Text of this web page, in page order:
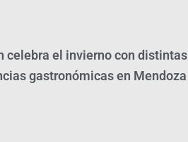
celebra el invierno con distintas
gastronómicas en Mendoza